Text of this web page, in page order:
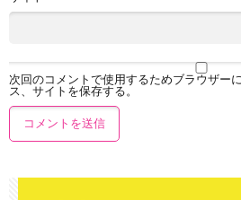
次回のコメントで使用するためブラウザー
ス、サイトを保存する。